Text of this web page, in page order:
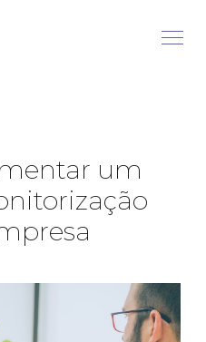
um